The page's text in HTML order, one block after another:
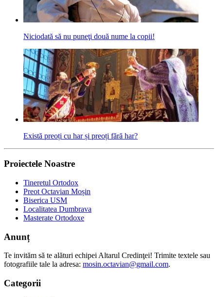
Niciodată să nu puneţi două nume la copii!
Există preoți cu har și preoți fără har?
Proiectele Noastre
Tineretul Ortodox
Preot Octavian Moșin
Biserica USM
Localitatea Dumbrava
Masterate Ortodoxe
Anunț
Te invităm să te alături echipei Altarul Credinţei! Trimite textele sau
fotografiile tale la adresa: mosin.octavian@gmail.com.
Categorii